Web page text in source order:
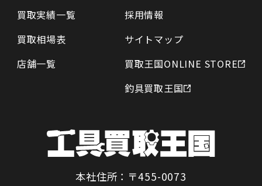
買取実績一覧
買取相場表
店舗一覧
採用情報
サイトマップ
買取王国ONLINE STORE
釣具買取王国
本社住所：〒455-0073